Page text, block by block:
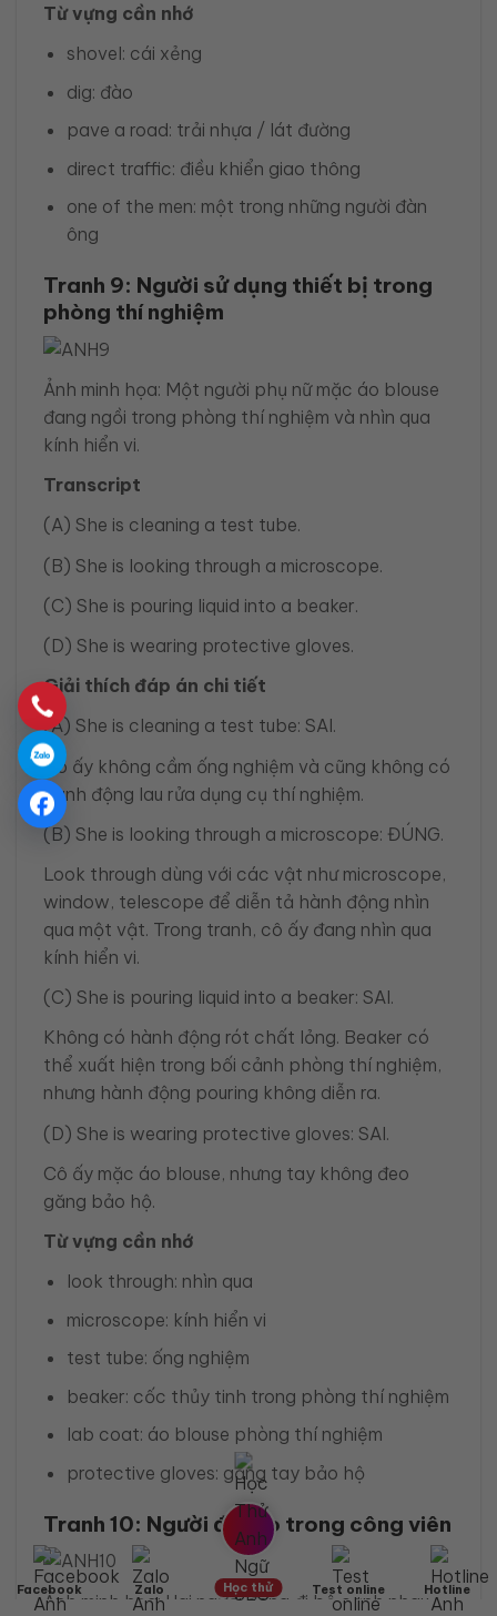
Từ vựng cần nhớ
shovel: cái xẻng
dig: đào
pave a road: trải nhựa / lát đường
direct traffic: điều khiển giao thông
one of the men: một trong những người đàn
ông
Tranh 9: Người sử dụng thiết bị trong
phòng thí nghiệm
Ảnh minh họa: Một người phụ nữ mặc áo blouse
đang ngồi trong phòng thí nghiệm và nhìn qua
kính hiển vi.
Transcript
(A) She is cleaning a test tube.
(B) She is looking through a microscope.
(C) She is pouring liquid into a beaker.
(D) She is wearing protective gloves.
Giải thích đáp án chi tiết
(A) She is cleaning a test tube: SAI.
Cô ấy không cầm ống nghiệm và cũng không có
hành động lau rửa dụng cụ thí nghiệm.
(B) She is looking through a microscope: ĐÚNG.
Look through dùng với các vật như microscope,
window, telescope để diễn tả hành động nhìn
qua một vật. Trong tranh, cô ấy đang nhìn qua
kính hiển vi.
(C) She is pouring liquid into a beaker: SAI.
Không có hành động rót chất lỏng. Beaker có
thể xuất hiện trong bối cảnh phòng thí nghiệm,
nhưng hành động pouring không diễn ra.
(D) She is wearing protective gloves: SAI.
Cô ấy mặc áo blouse, nhưng tay không đeo
găng bảo hộ.
Từ vựng cần nhớ
look through: nhìn qua
microscope: kính hiển vi
test tube: ống nghiệm
beaker: cốc thủy tinh trong phòng thí nghiệm
lab coat: áo blouse phòng thí nghiệm
protective gloves: găng tay bảo hộ
Tranh 10: Người đi dạo trong công viên
Ảnh minh họa: Hai người đang đi bộ cạnh nhau
Facebook Zalo Học thử Test online Hotline